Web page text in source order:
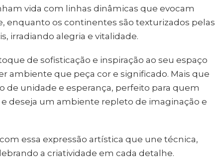
vida com linhas dinâmicas que evocam
enquanto os continentes são texturizados pelas
irradiando alegria e vitalidade.
de sofisticação e inspiração ao seu espaço
ambiente que peça cor e significado. Mais que
de unidade e esperança, perfeito para quem
deseja um ambiente repleto de imaginação e
essa expressão artística que une técnica,
a criatividade em cada detalhe.